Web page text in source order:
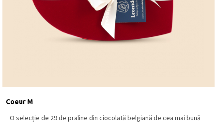
Coeur M
O selecție de 29 de praline din ciocolată belgiană de cea mai bună